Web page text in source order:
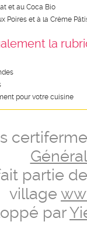
et au Coca Bio
Poires et à la Crème
la
pour votre cuisine
partie
village
par